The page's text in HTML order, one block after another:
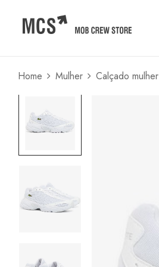
Home Mulher Calçado mulher